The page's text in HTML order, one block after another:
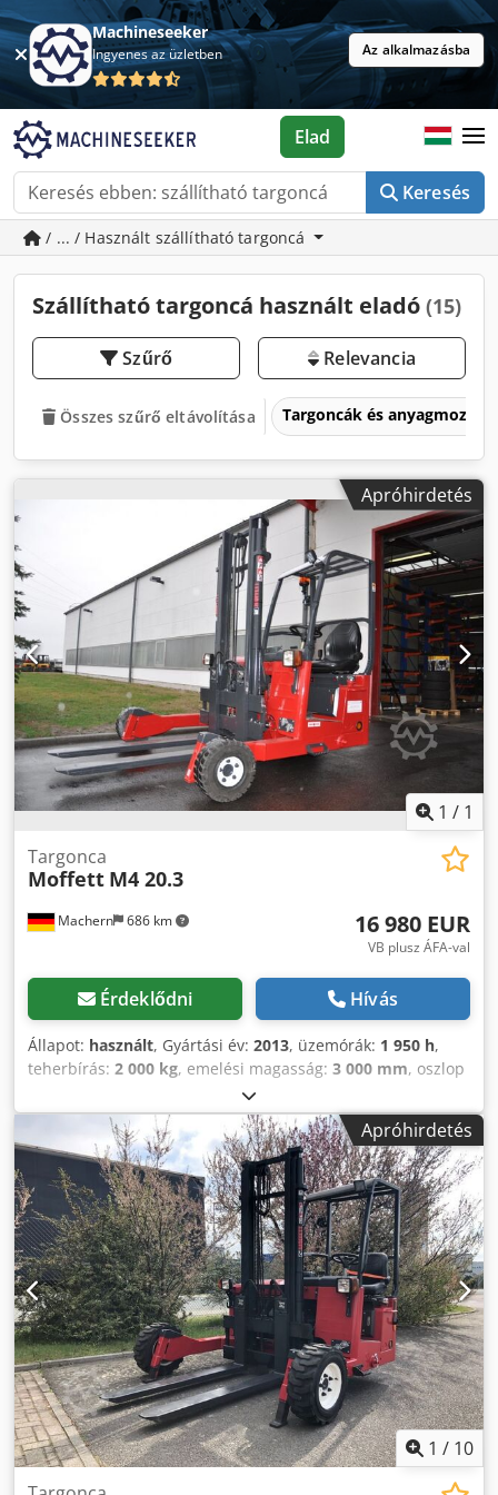
Machineseeker
Ingyenes az üzletben Az alkalmazásba
Keresés
Elad
/ ... / Használt szállítható targoncá
Szállítható targoncá használt eladó (15)
Szűrő Relevancia
Összes szűrő eltávolítása Targoncák és
Apróhirdetés
1 / 1
Machern 686 km
Targonca
Moffett M4 20.3
16 980 EUR
VB plusz ÁFA-val
Érdeklődni Hívás
Állapot: használt, Gyártási év: 2013, üzemórák: 1 950 h,
teherbírás: 2 000 kg, emelési magasság: 3 000 mm, oszlop
, villa hossza:1 600 mm
kg, hajtástípus:Diesel, Targoncára szerelt targonca Teher
súlypontja: 600 Villaszélesség: 170 mm Villavastagság: 55
mm Árboc típusa: Standard Sebességváltó: hidrosztatikus
Műszaki állapot: jó Első gumiabroncsok típusa:
Superelastic Első gumiabroncsok Méret: 18x7-8 Első
gumiabroncsok állapota: 60-80% Hátsó gumiabroncsok
típusa: Air Hátsó gumiabroncsok Méret: 23x8.5-12 Hátsó
gumiabroncsok állapota: 60-80% Leírás: Karbantartás és
UVV vizsgálat felújítva. Tolóvilla, oldalváltó, Teleszkópvilla /
RE4-35-1600/1200 3. szelep, 4. szelep, első munkalámpák,
tetőfedél, Dwodpel Nk Dkjfx Abyoa
Apróhirdetés
1 / 10